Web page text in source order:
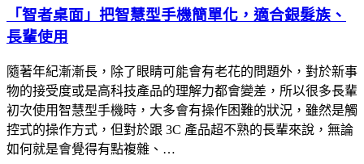
「智者桌面」把智慧型手機簡單化，適合銀髮族、
長輩使用
隨著年紀漸漸長，除了眼睛可能會有老花的問題外，對於新事
物的接受度或是高科技產品的理解力都會變差，所以很多長輩
初次使用智慧型手機時，大多會有操作困難的狀況，雖然是觸
控式的操作方式，但對於跟 3C 產品超不熟的長輩來說，無論
如何就是會覺得有點複雜、…